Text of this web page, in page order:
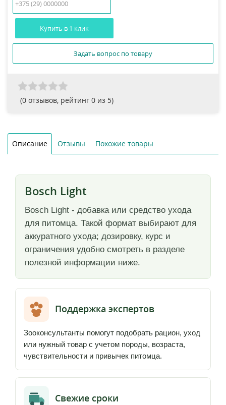
Купить в 1 клик
Задать вопрос по товару
(0 отзывов, рейтинг 0 из 5)
Описание Отзывы Похожие товары
Bosch Light
Bosch Light - добавка или средство ухода
для питомца. Такой формат выбирают для
аккуратного ухода; дозировку, курс и
ограничения удобно смотреть в разделе
полезной информации ниже.
Поддержка экспертов
Зооконсультанты помогут подобрать рацион, уход
или нужный товар с учетом породы, возраста,
чувствительности и привычек питомца.
Свежие сроки